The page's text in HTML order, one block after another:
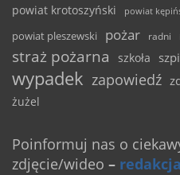
powiat krotoszyński powiat
powiat pleszewski pożar radni
straż pożarna szkoła
wypadek zapowiedź
żużel
Poinformuj nas o
zdjęcie/wideo –